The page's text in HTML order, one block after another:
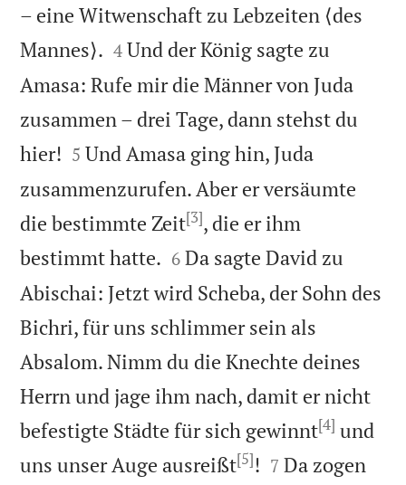
– eine Witwenschaft zu Lebzeiten ⟨des
Mannes⟩. 

4 Und der König sagte zu
Amasa: Rufe mir die Männer von Juda
zusammen – drei Tage, dann stehst du
hier! 

5 Und Amasa ging hin, Juda
zusammenzurufen. Aber er versäumte
die bestimmte Zeit[3], die er ihm
bestimmt hatte. 

6 Da sagte David zu
Abischai: Jetzt wird Scheba, der Sohn des
Bichri, für uns schlimmer sein als
Absalom. Nimm du die Knechte deines
Herrn und jage ihm nach, damit er nicht
befestigte Städte für sich gewinnt[4] und
uns unser Auge ausreißt[5]! 

7 Da zogen